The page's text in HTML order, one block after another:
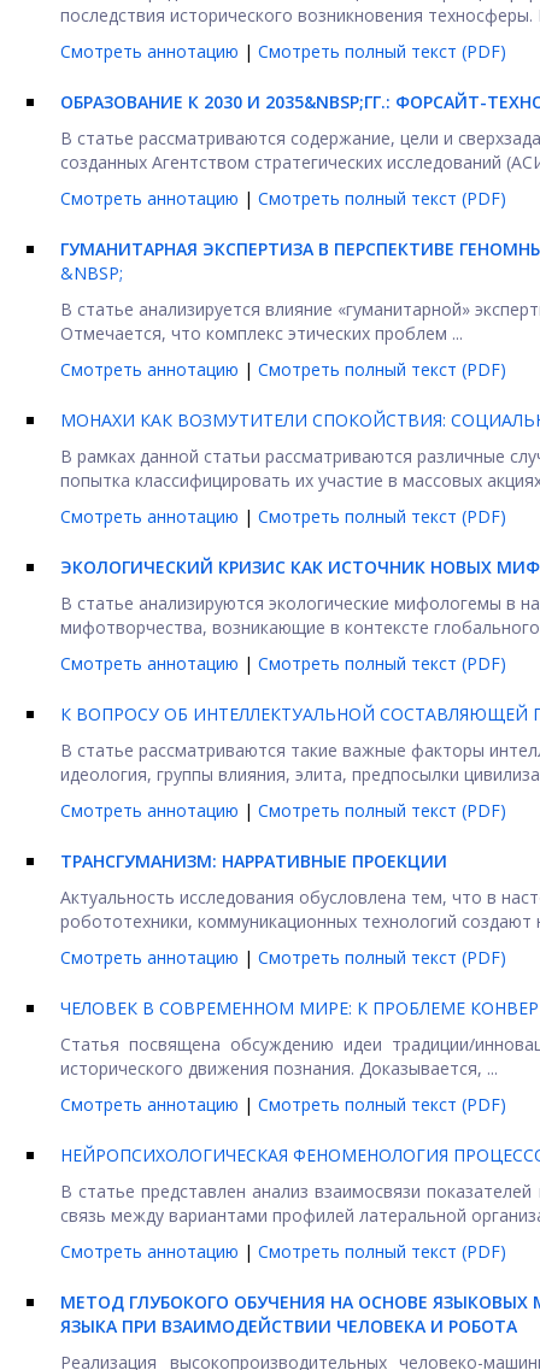
последствия исторического возникновения
Смотреть аннотацию | Смотреть полный текст (PDF)
ОБРАЗОВАНИЕ К 2030 И 2035&NBSP;ГГ.: ФОРСАЙТ-
В статье рассматриваются содержание, цели и
созданных Агентством стратегических исследований
Смотреть аннотацию | Смотреть полный текст (PDF)
ГУМАНИТАРНАЯ ЭКСПЕРТИЗА В ПЕРСПЕКТИВЕ
&NBSP;
В статье анализируется влияние «гуманитарной»
Отмечается, что комплекс этических проблем ...
Смотреть аннотацию | Смотреть полный текст (PDF)
МОНАХИ КАК ВОЗМУТИТЕЛИ СПОКОЙСТВИЯ:
В рамках данной статьи рассматриваются различные
попытка классифицировать их участие в массовых
Смотреть аннотацию | Смотреть полный текст (PDF)
ЭКОЛОГИЧЕСКИЙ КРИЗИС КАК ИСТОЧНИК НОВЫХ
В статье анализируются экологические мифологемы в
мифотворчества, возникающие в контексте глобального
Смотреть аннотацию | Смотреть полный текст (PDF)
К ВОПРОСУ ОБ ИНТЕЛЛЕКТУАЛЬНОЙ СОСТАВЛЯЮЩЕЙ
В статье рассматриваются такие важные факторы
идеология, группы влияния, элита, предпосылки
Смотреть аннотацию | Смотреть полный текст (PDF)
ТРАНСГУМАНИЗМ: НАРРАТИВНЫЕ ПРОЕКЦИИ
Актуальность исследования обусловлена тем, что в
робототехники, коммуникационных технологий
Смотреть аннотацию | Смотреть полный текст (PDF)
ЧЕЛОВЕК В СОВРЕМЕННОМ МИРЕ: К ПРОБЛЕМЕ
Статья посвящена обсуждению идеи традиции/
исторического движения познания. Доказывается, ...
Смотреть аннотацию | Смотреть полный текст (PDF)
НЕЙРОПСИХОЛОГИЧЕСКАЯ ФЕНОМЕНОЛОГИЯ
В статье представлен анализ взаимосвязи
связь между вариантами профилей латеральной
Смотреть аннотацию | Смотреть полный текст (PDF)
МЕТОД ГЛУБОКОГО ОБУЧЕНИЯ НА ОСНОВЕ
ЯЗЫКА ПРИ ВЗАИМОДЕЙСТВИИ ЧЕЛОВЕКА И РОБОТА
Реализация высокопроизводительных человеко-